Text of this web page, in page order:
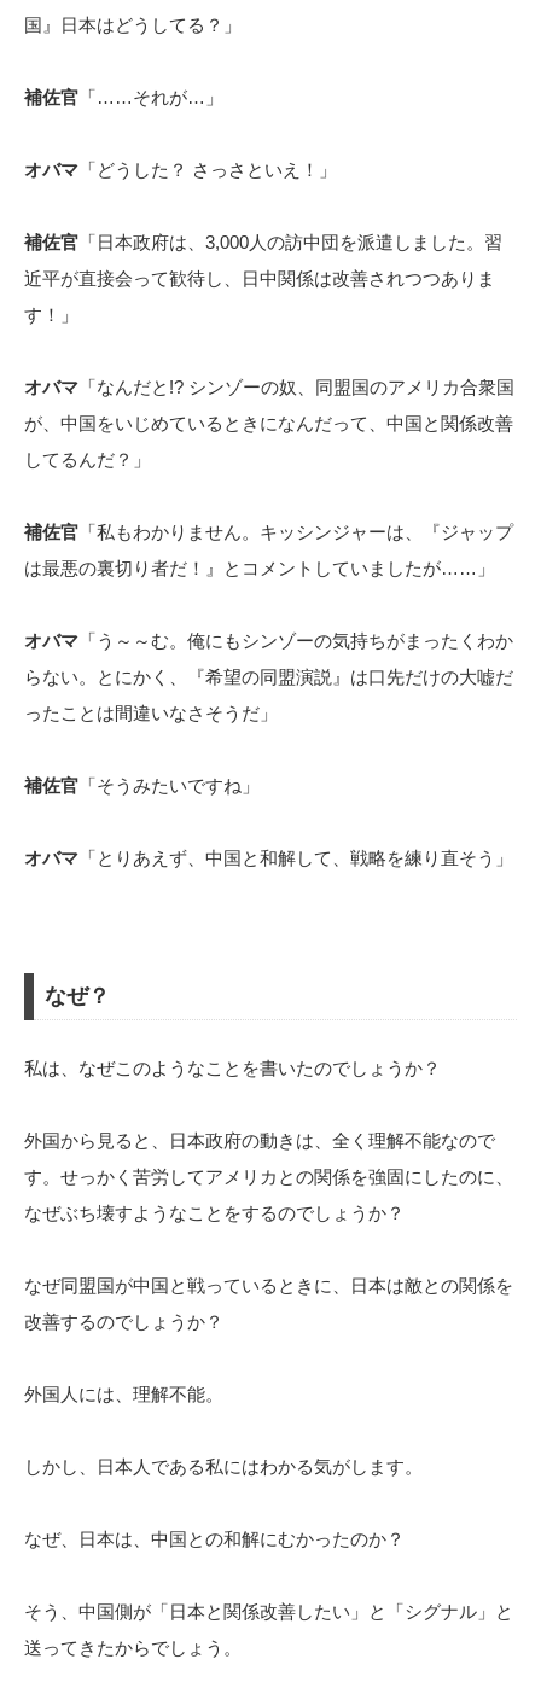
国』日本はどうしてる？」
補佐官 「……それが…」
オバマ 「どうした？ さっさといえ！」
補佐官 「日本政府は、3,000人の訪中団を派遣しました。習
近平が直接会って歓待し、日中関係は改善されつつありま
す！」
オバマ 「なんだと!? シンゾーの奴、同盟国のアメリカ合衆国
が、中国をいじめているときになんだって、中国と関係改善
してるんだ？」
補佐官 「私もわかりません。キッシンジャーは、『ジャップ
は最悪の裏切り者だ！』とコメントしていましたが……」
オバマ 「う～～む。俺にもシンゾーの気持ちがまったくわか
らない。とにかく、『希望の同盟演説』は口先だけの大嘘だ
ったことは間違いなさそうだ」
補佐官 「そうみたいですね」
オバマ 「とりあえず、中国と和解して、戦略を練り直そう」
なぜ？
私は、なぜこのようなことを書いたのでしょうか？
外国から見ると、日本政府の動きは、全く理解不能なので
す。せっかく苦労してアメリカとの関係を強固にしたのに、
なぜぶち壊すようなことをするのでしょうか？
なぜ同盟国が中国と戦っているときに、日本は敵との関係を
改善するのでしょうか？
外国人には、理解不能。
しかし、日本人である私にはわかる気がします。
なぜ、日本は、中国との和解にむかったのか？
そう、中国側が「日本と関係改善したい」と「シグナル」と
送ってきたからでしょう。